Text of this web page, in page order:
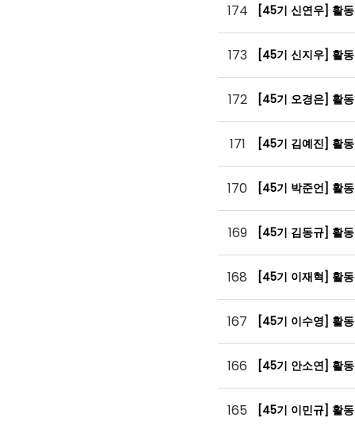
174 [45기 신연우] 활
173 [45기 신지우] 활
172 [45기 오경은] 활
171 [45기 김예진] 활
170 [45기 박준언] 활
169 [45기 김동규] 활
168 [45기 이재혁] 활
167 [45기 이수영] 활
166 [45기 안소연] 활
165 [45기 이민규] 활